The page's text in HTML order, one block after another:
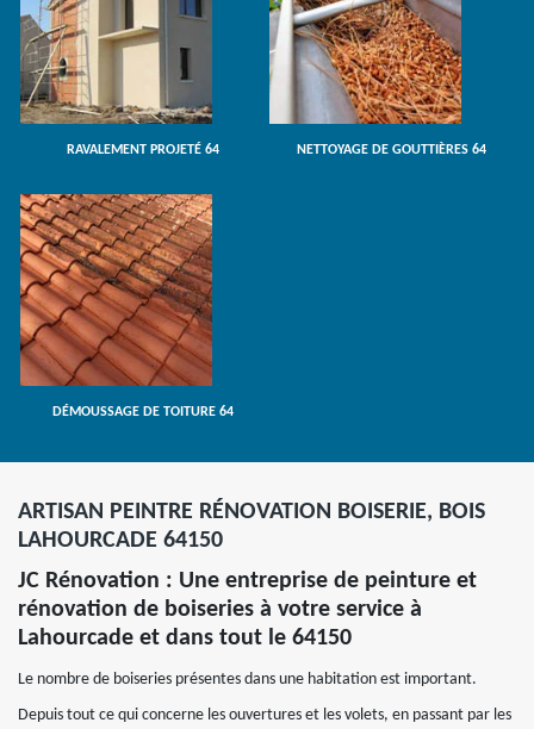
RAVALEMENT PROJETÉ 64 NETTOYAGE DE GOUTTIÈRES 64
DÉMOUSSAGE DE TOITURE 64
ARTISAN PEINTRE RÉNOVATION BOISERIE, BOIS
LAHOURCADE 64150
JC Rénovation : Une entreprise de peinture et
rénovation de boiseries à votre service à
Lahourcade et dans tout le 64150
Le nombre de boiseries présentes dans une habitation est important.
Depuis tout ce qui concerne les ouvertures et les volets, en passant par les